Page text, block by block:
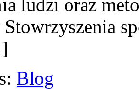
ludzi oraz
Stowrzyszenia
Blog